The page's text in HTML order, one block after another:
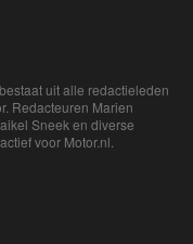
uit alle redactieleden
Redacteuren Marien
Sneek en diverse
voor Motor.nl.